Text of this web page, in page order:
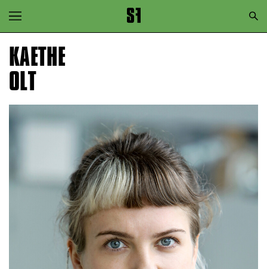
Zur Hauptnavigation springen
Zum Hauptinhalt springen
Zum Footer springen
KAETHE
OLT